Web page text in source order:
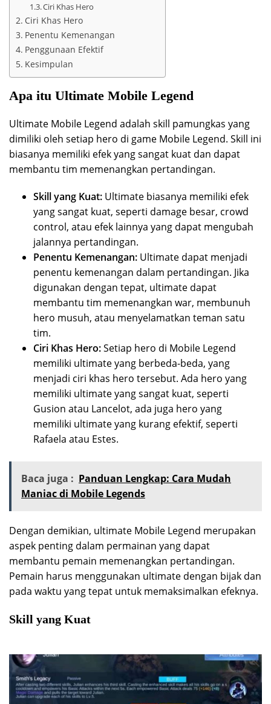
Ciri Khas Hero
Ciri Khas Hero
Penentu Kemenangan
Penggunaan Efektif
Kesimpulan
Apa itu Ultimate Mobile Legend
Ultimate Mobile Legend adalah skill pamungkas yang
dimiliki oleh setiap hero di game Mobile Legend. Skill ini
biasanya memiliki efek yang sangat kuat dan dapat
membantu tim memenangkan pertandingan.
Skill yang Kuat: Ultimate biasanya memiliki efek
yang sangat kuat, seperti damage besar, crowd
control, atau efek lainnya yang dapat mengubah
jalannya pertandingan.
Penentu Kemenangan: Ultimate dapat menjadi
penentu kemenangan dalam pertandingan. Jika
digunakan dengan tepat, ultimate dapat
membantu tim memenangkan war, membunuh
hero musuh, atau menyelamatkan teman satu
tim.
Ciri Khas Hero:Setiap hero di Mobile Legend
memiliki ultimate yang berbeda-beda, yang
menjadi ciri khas hero tersebut. Ada hero yang
memiliki ultimate yang sangat kuat, seperti
Gusion atau Lancelot, ada juga hero yang
memiliki ultimate yang kurang efektif, seperti
Rafaela atau Estes.
Baca juga : Panduan Lengkap: Cara Mudah
Maniac di Mobile Legends
Dengan demikian, ultimate Mobile Legend merupakan
aspek penting dalam permainan yang dapat
membantu pemain memenangkan pertandingan.
Pemain harus menggunakan ultimate dengan bijak dan
pada waktu yang tepat untuk memaksimalkan efeknya.
Skill yang Kuat